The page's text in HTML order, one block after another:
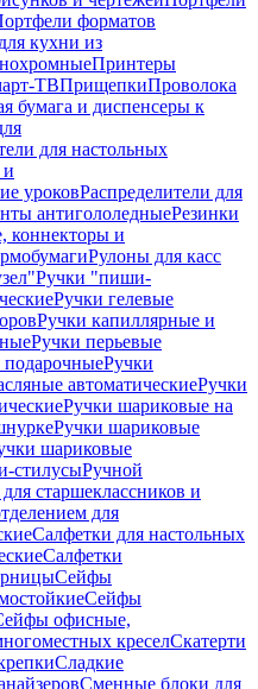
форматов
кухни из
Принтеры
ТВПрищепкиПроволока
бумага и диспенсеры к
для настольных
уроковРаспределители для
антигололедныеРезинки
коннекторы и
Рулоны для касс
Ручки "пиши-
Ручки гелевые
Ручки капиллярные и
Ручки перьевые
Ручки
автоматическиеРучки
Ручки шариковые на
Ручки шариковые
шариковые
стилусыРучной
старшеклассников и
для
Салфетки для настольных
Салфетки
Сейфы
Сейфы
офисные,
креселСкатерти
Сладкие
Сменные блоки для